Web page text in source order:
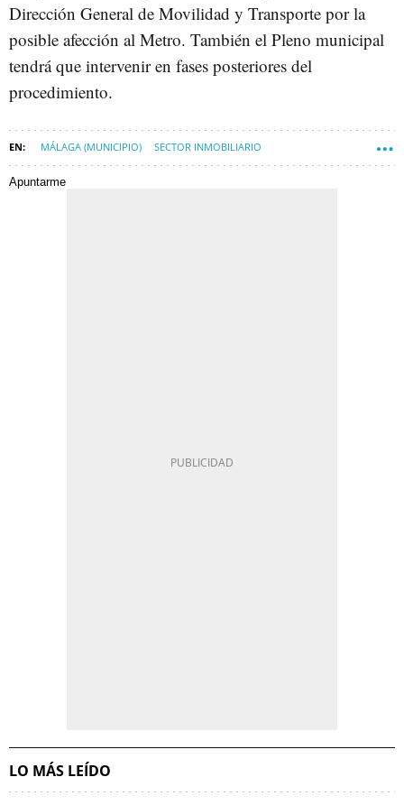
Dirección General de Movilidad y Transporte por la
posible afección al Metro. También el Pleno municipal
tendrá que intervenir en fases posteriores del
procedimiento.
MÁLAGA (MUNICIPIO) SECTOR INMOBILIARIO
AYUNTAMIENTO DE MÁLAGA
Apuntarme
LO MÁS LEÍDO